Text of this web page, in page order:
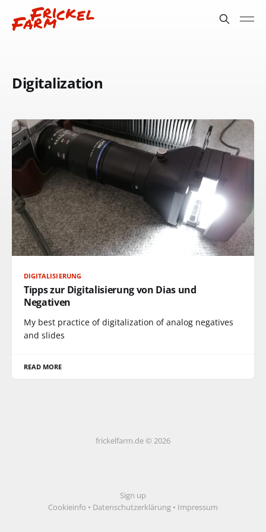
Digitalization
DIGITALISIERUNG
Tipps zur Digitalisierung von Dias und
Negativen
My best practice of digitalization of analog negatives
and slides
READ MORE
frickelfarm.de © 2026
Sign up
Cookieinfo • Datenschutzerklärung • Impressum